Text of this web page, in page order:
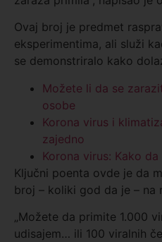
Ovaj broj je predmet
eksperimentima, ali služi
se demonstriralo kako
Možete li da se
osobe
Korona virus i
zajedno
Korona virus: Kako
Ključni poenta ovde je da
broj – koliki god da je – na
„Možete da primite 1.000
udisajem… ili 100 viralnih